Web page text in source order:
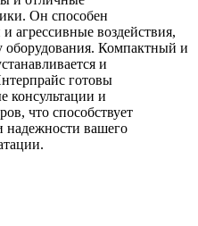
Он способен
агрессивные воздействия,
оборудования. Компактный и
и
готовы
консультации и
что способствует
надежности вашего